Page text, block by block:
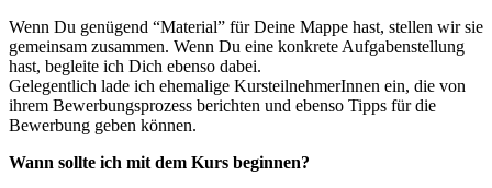
Wenn Du genügend “Material” für Deine Mappe hast, stellen wir sie
gemeinsam zusammen. Wenn Du eine konkrete Aufgabenstellung
hast, begleite ich Dich ebenso dabei.
Gelegentlich lade ich ehemalige KursteilnehmerInnen ein, die von
ihrem Bewerbungsprozess berichten und ebenso Tipps für die
Bewerbung geben können.
Wann sollte ich mit dem Kurs beginnen?